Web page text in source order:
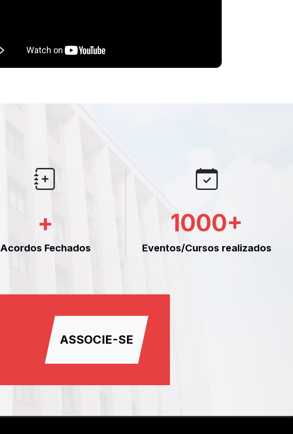
+
Acordos Fechados
1000+
Eventos/Cursos realizados
ASSOCIE-SE